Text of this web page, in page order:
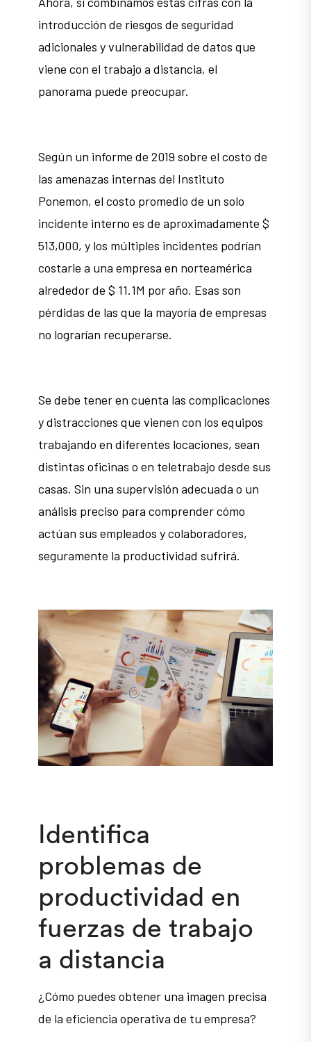
introducción de riesgos de seguridad
adicionales y vulnerabilidad de datos que
viene con el trabajo a distancia, el
panorama puede preocupar.
Según un informe de 2019 sobre el costo de
las amenazas internas del Instituto
Ponemon, el costo promedio de un solo
incidente interno es de aproximadamente $
513,000, y los múltiples incidentes podrían
costarle a una empresa en norteamérica
alrededor de $ 11.1M por año. Esas son
pérdidas de las que la mayoría de empresas
no lograrían recuperarse.
Se debe tener en cuenta las complicaciones
y distracciones que vienen con los equipos
trabajando en diferentes locaciones, sean
distintas oficinas o en teletrabajo desde sus
casas. Sin una supervisión adecuada o un
análisis preciso para comprender cómo
actúan sus empleados y colaboradores,
seguramente la productividad sufrirá.
Identifica
problemas de
productividad en
fuerzas de trabajo
a distancia
¿Cómo puedes obtener una imagen precisa
de la eficiencia operativa de tu empresa?